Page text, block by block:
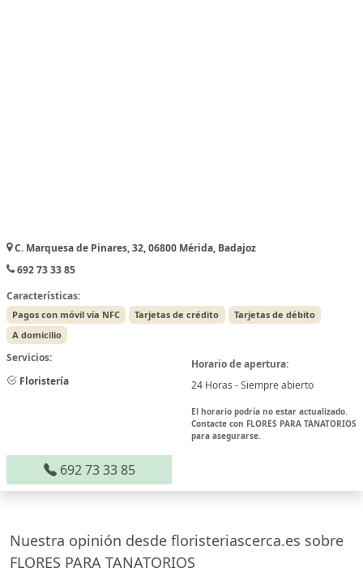
C. Marquesa de Pinares, 32, 06800 Mérida, Badajoz
692 73 33 85
Características:
Pagos con móvil vía NFC Tarjetas de crédito
Tarjetas de débito
A domicilio
Servicios:
Floristería
Horario de apertura:
24 Horas - Siempre abierto
El horario podría no estar actualizado.
Contacte con FLORES PARA TANATORIOS
para asegurarse.
692 73 33 85
Nuestra opinión desde floristeriascerca.es sobre
FLORES PARA TANATORIOS